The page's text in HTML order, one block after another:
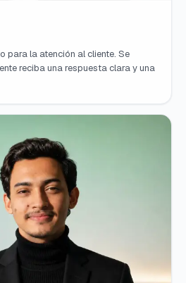
para la atención al cliente. Se
reciba una respuesta clara y una